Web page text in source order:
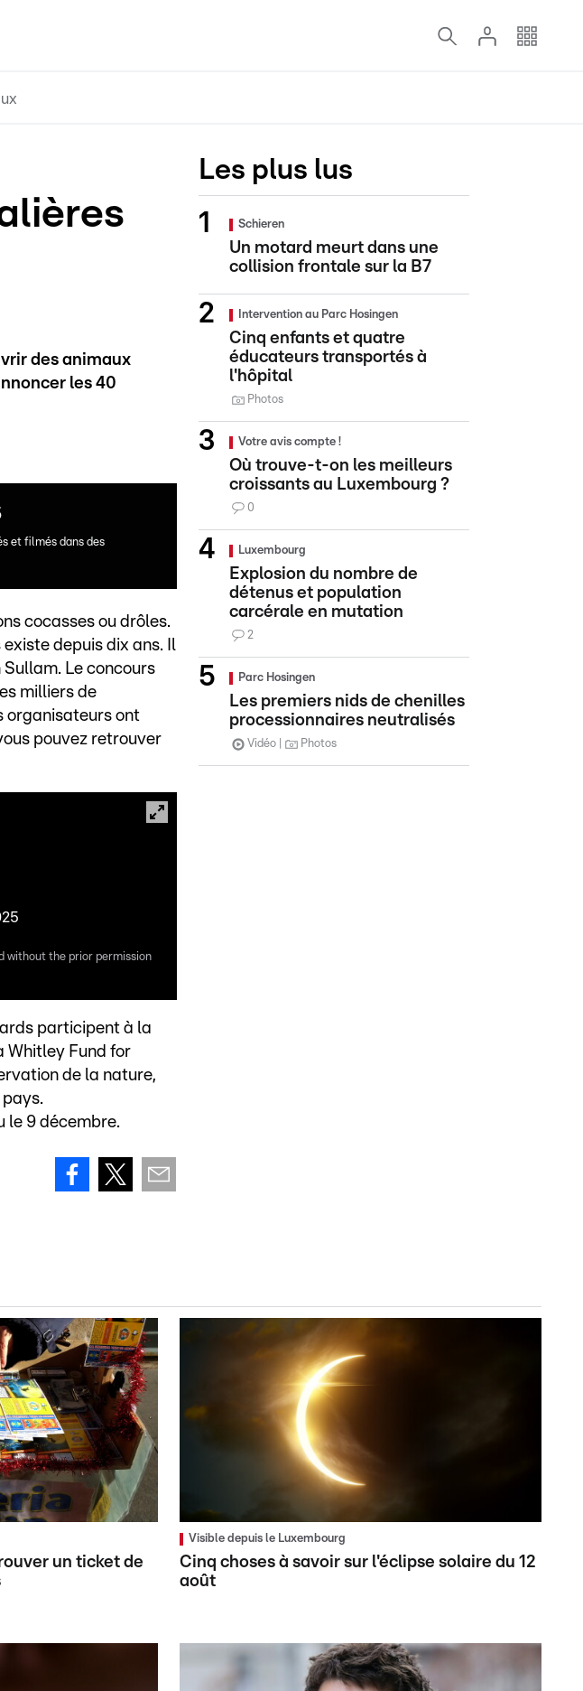
des animaux
les 40
et filmés dans des
cocasses ou drôles.
depuis dix ans. Il
Le concours
milliers de
organisateurs ont
pouvez retrouver
without the prior permission
participent à la
Whitley Fund for
de la nature,
le 9 décembre.
Les plus lus
Schieren
Un motard meurt dans une
collision frontale sur la B7
Intervention au Parc Hosingen
Cinq enfants et quatre
éducateurs transportés à
l'hôpital
Photos
Votre avis compte !
Où trouve-t-on les meilleurs
croissants au Luxembourg ?
0
Luxembourg
Explosion du nombre de
détenus et population
carcérale en mutation
2
Parc Hosingen
Les premiers nids de chenilles
processionnaires neutralisés
Vidéo Photos
un ticket de
Visible depuis le Luxembourg
Cinq choses à savoir sur l'éclipse solaire du 12
août